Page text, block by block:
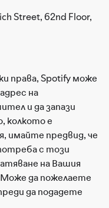
Street, 62nd Floor,
права, Spotify може
на
и да запази
колкото е
имайте предвид, че
с този
на Вашия
Може да пожелаете
да подадете